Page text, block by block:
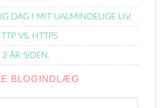
DAG I MIT UALMINDELIGE LIV.
VS. HTTPS
2 ÅR SIDEN.
BLOGINDLÆG